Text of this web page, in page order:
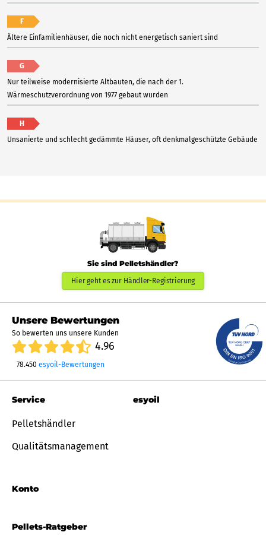
F
Ältere Einfamilienhäuser, die noch nicht energetisch saniert sind
G
Nur teilweise modernisierte Altbauten, die nach der 1.
Wärmeschutzverordnung von 1977 gebaut wurden
H
Unsanierte und schlecht gedämmte Häuser, oft denkmalgeschützte Gebäude
Sie sind Pelletshändler?
Hier geht es zur Händler-Registrierung
Unsere Bewertungen
So bewerten uns unsere Kunden
4.96
78.450 esyoil-Bewertungen
Pellets-Ratgeber
Service
Pelletshändler
Qualitätsmanagement
Konto
esyoil